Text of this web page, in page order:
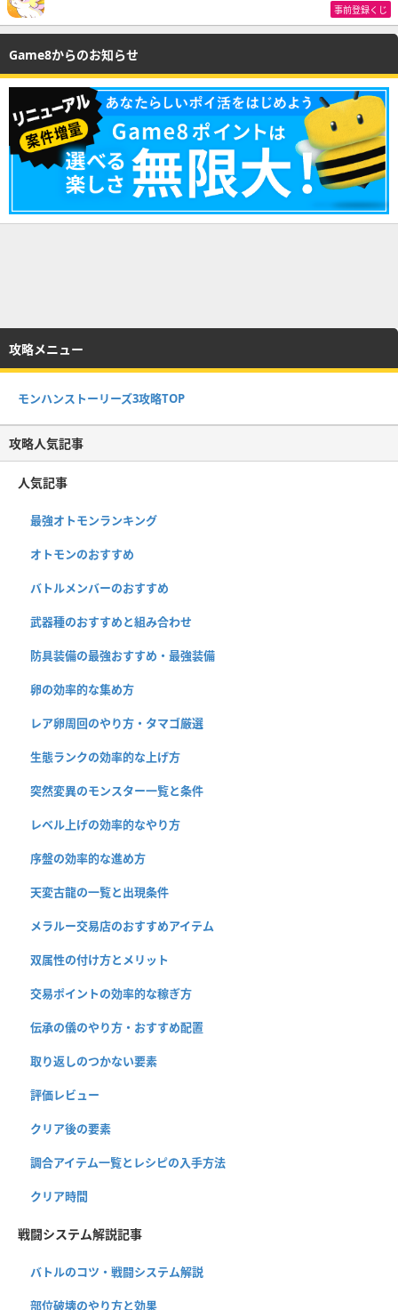
事前登録くじ
Game8からのお知らせ
攻略メニュー
モンハンストーリーズ3攻略TOP
攻略人気記事
人気記事
最強オトモンランキング
オトモンのおすすめ
バトルメンバーのおすすめ
武器種のおすすめと組み合わせ
防具装備の最強おすすめ・最強装備
卵の効率的な集め方
レア卵周回のやり方・タマゴ厳選
生態ランクの効率的な上げ方
突然変異のモンスター一覧と条件
レベル上げの効率的なやり方
序盤の効率的な進め方
天変古龍の一覧と出現条件
メラルー交易店のおすすめアイテム
双属性の付け方とメリット
交易ポイントの効率的な稼ぎ方
伝承の儀のやり方・おすすめ配置
取り返しのつかない要素
評価レビュー
クリア後の要素
調合アイテム一覧とレシピの入手方法
クリア時間
戦闘システム解説記事
バトルのコツ・戦闘システム解説
部位破壊のやり方と効果